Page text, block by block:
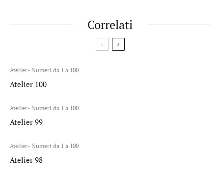
Correlati
Atelier- Numeri da 1 a 100
Atelier 100
Atelier- Numeri da 1 a 100
Atelier 99
Atelier- Numeri da 1 a 100
Atelier 98